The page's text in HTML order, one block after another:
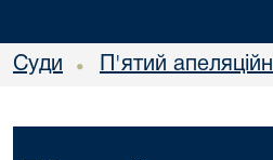
Суди • П'ятий